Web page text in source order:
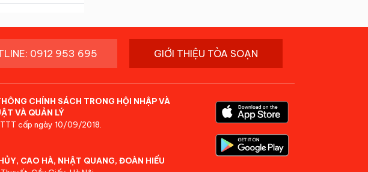
0912 953 695 GIỚI THIỆU TÒA SOẠN
CHÍNH SÁCH TRONG HỘI NHẬP VÀ
VÀ QUẢN LÝ
cấp ngày 10/09/2018.
CAO HÀ, NHẬT QUANG, ĐOÀN HIẾU